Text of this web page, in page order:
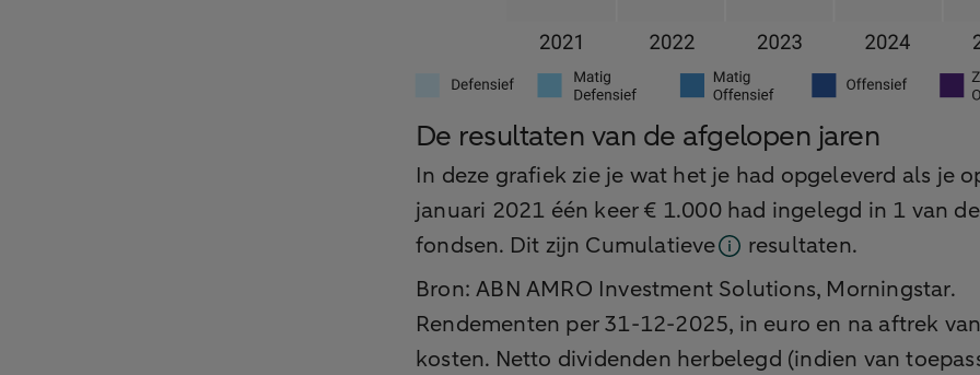
De resultaten van de afgelopen jaren
In deze grafiek zie je wat het je had opgeleverd als je
januari 2021 één keer € 1.000 had ingelegd in 1 van
fondsen. Dit zijn Cumulatieve
resultaten.
Bron: ABN AMRO Investment Solutions, Morningstar.
Rendementen per 31-12-2025, in euro en na aftrek van
kosten. Netto dividenden herbelegd (indien van